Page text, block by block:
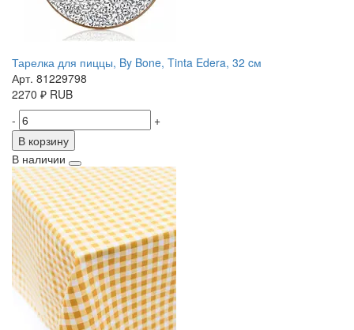
Тарелка для пиццы, By Bone, Tinta Edera, 32 cм
Арт. 81229798
2270 ₽ RUB
-
+
В корзину
В наличии